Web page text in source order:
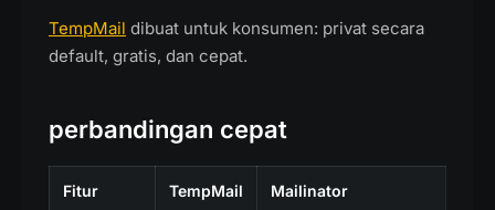
TempMail dibuat untuk konsumen: privat secara
default, gratis, dan cepat.
perbandingan cepat
Fitur TempMail Mailinator